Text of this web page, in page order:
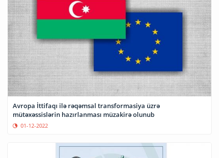
Avropa İttifaqı ilə rəqəmsal transformasiya üzrə
mütəxəssislərin hazırlanması müzakirə olunub
01-12-2022